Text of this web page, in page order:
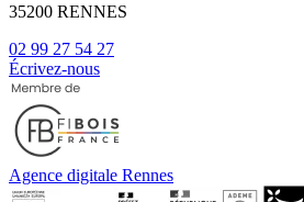
35200 RENNES
02 99 27 54 27
Écrivez-nous
Agence digitale Rennes